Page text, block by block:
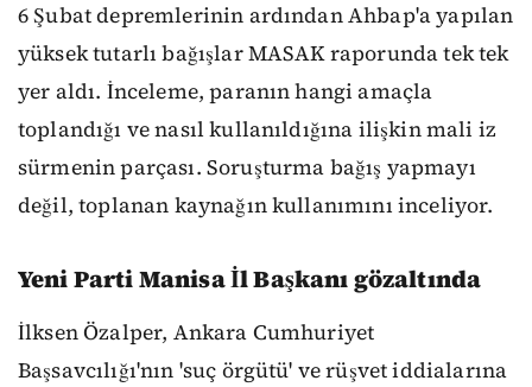
6 Şubat depremlerinin ardından Ahbap'a yapılan
yüksek tutarlı bağışlar MASAK raporunda tek tek
yer aldı. İnceleme, paranın hangi amaçla
toplandığı ve nasıl kullanıldığına ilişkin mali iz
sürmenin parçası. Soruşturma bağış yapmayı
değil, toplanan kaynağın kullanımını inceliyor.
Yeni Parti Manisa İl Başkanı gözaltında
İlksen Özalper, Ankara Cumhuriyet
Başsavcılığı'nın 'suç örgütü' ve rüşvet iddialarına